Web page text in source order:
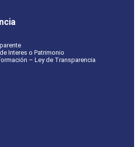
Interes o Patrimonio
– Ley de Transparencia